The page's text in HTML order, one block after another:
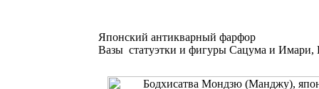
Японский антикварный фарфор
Вазы статуэтки и фигуры Сацума и Имари,